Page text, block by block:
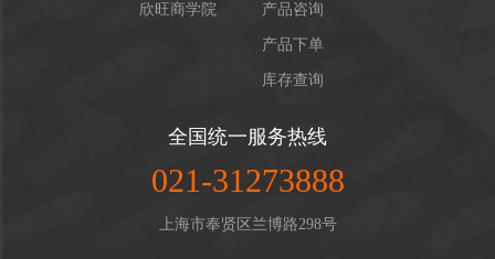
欣旺商学院 产品咨询
产品下单
库存查询
全国统一服务热线
021-31273888
上海市奉贤区兰博路298号